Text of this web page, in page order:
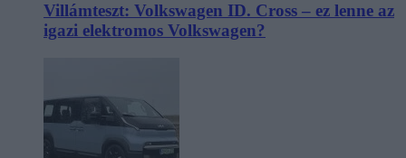
Villámteszt: Volkswagen ID. Cross – ez lenne az
igazi elektromos Volkswagen?